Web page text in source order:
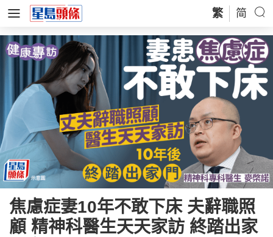
繁 简
焦慮症妻10年不敢下床 夫辭職照
顧 精神科醫生天天家訪 終踏出家